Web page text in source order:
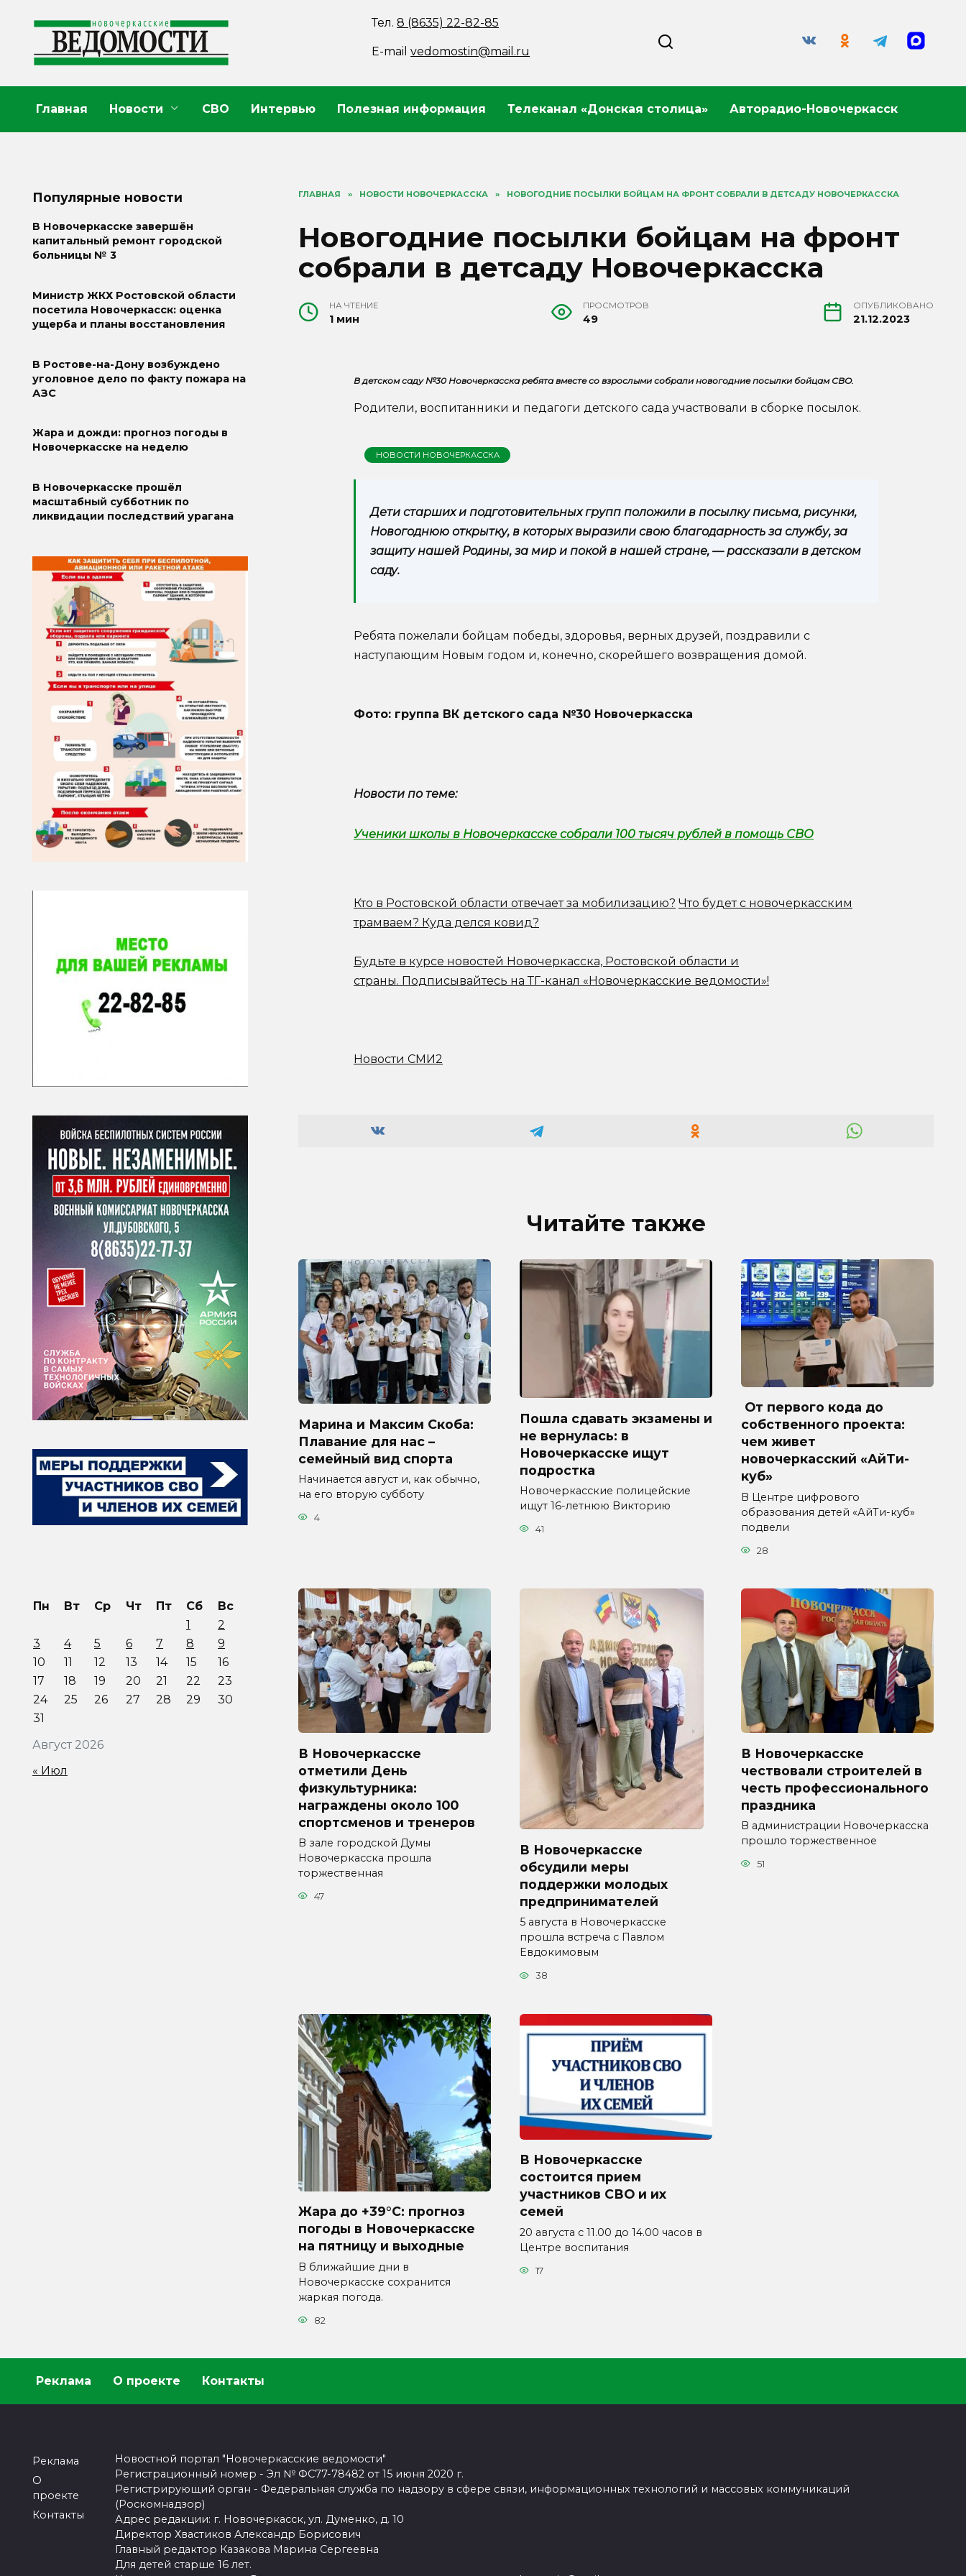
содержанию
Тел.8 (8635) 22-82-85
E-mailvedomostin@mail.ru
Главная Новости СВО Интервью Полезная информация Телеканал «Донская столица» Авторадио-Новочеркасск
ГЛАВНАЯ » НОВОСТИ НОВОЧЕРКАССКА » НОВОГОДНИЕ ПОСЫЛКИ БОЙЦАМ НА ФРОНТ СОБРАЛИ В ДЕТСАДУ НОВОЧЕРКАССКА
Новогодние посылки бойцам на фронт
собрали в детсаду Новочеркасска
НА ЧТЕНИЕ
1 мин
ПРОСМОТРОВ
49
ОПУБЛИКОВАНО
21.12.2023
В детском саду №30 Новочеркасска ребята вместе со взрослыми собрали новогодние посылки бойцам СВО.
Родители, воспитанники и педагоги детского сада участвовали в сборке посылок.
НОВОСТИ НОВОЧЕРКАССКА
Дети старших и подготовительных групп положили в посылку письма, рисунки,
Новогоднюю открытку, в которых выразили свою благодарность за службу, за
защиту нашей Родины, за мир и покой в нашей стране, — рассказали в детском
саду.
Ребята пожелали бойцам победы, здоровья, верных друзей, поздравили с
наступающим Новым годом и, конечно, скорейшего возвращения домой.
Фото: группа ВК детского сада №30 Новочеркасска
Новости по теме:
Ученики школы в Новочеркасске собрали 100 тысяч рублей в помощь СВО
Кто в Ростовской области отвечает за мобилизацию? Что будет с новочеркасским
трамваем? Куда делся ковид?
Будьте в курсе новостей Новочеркасска, Ростовской области и
страны. Подписывайтесь на ТГ-канал «Новочеркасские ведомости»!
Новости СМИ2
Читайте также
Марина и Максим Скоба:
Плавание для нас –
семейный вид спорта
Начинается август и, как обычно,
на его вторую субботу
4
Пошла сдавать экзамены и
не вернулась: в
Новочеркасске ищут
подростка
Новочеркасские полицейские
ищут 16-летнюю Викторию
41
От первого кода до
собственного проекта:
чем живет
новочеркасский «АйТи-
куб»
В Центре цифрового
образования детей «АйТи-куб»
подвели
28
В Новочеркасске
отметили День
физкультурника:
награждены около 100
спортсменов и тренеров
В зале городской Думы
Новочеркасска прошла
торжественная
47
В Новочеркасске
обсудили меры
поддержки молодых
предпринимателей
5 августа в Новочеркасске
прошла встреча с Павлом
Евдокимовым
38
В Новочеркасске
чествовали строителей в
честь профессионального
праздника
В администрации Новочеркасска
прошло торжественное
51
Жара до +39°C: прогноз
погоды в Новочеркасске
на пятницу и выходные
В ближайшие дни в
Новочеркасске сохранится
жаркая погода.
82
В Новочеркасске
состоится прием
участников СВО и их
семей
20 августа с 11.00 до 14.00 часов в
Центре воспитания
17
Популярные новости
В Новочеркасске завершён
капитальный ремонт городской
больницы № 3
Министр ЖКХ Ростовской области
посетила Новочеркасск: оценка
ущерба и планы восстановления
В Ростове-на-Дону возбуждено
уголовное дело по факту пожара на
АЗС
Жара и дожди: прогноз погоды в
Новочеркасске на неделю
В Новочеркасске прошёл
масштабный субботник по
ликвидации последствий урагана
Август 2026
Пн Вт Ср Чт Пт Сб
Вс
1
2
3
4 5 6 7 8
9
10
11 12 13 14 15
16
17
18 19 20 21 22
23
24
25 26 27 28 29
30
31
« Июл
Реклама О проекте Контакты
Реклама
О
проекте
Контакты
Новостной портал "Новочеркасские ведомости"
Регистрационный номер - Эл № ФС77-78482 от 15 июня 2020 г.
Регистрирующий орган - Федеральная служба по надзору в сфере связи, информационных технологий и массовых коммуникаций
(Роскомнадзор)
Адрес редакции: г. Новочеркасск, ул. Думенко, д. 10
Директор Хвастиков Александр Борисович
Главный редактор Казакова Марина Сергеевна
Для детей старше 16 лет.